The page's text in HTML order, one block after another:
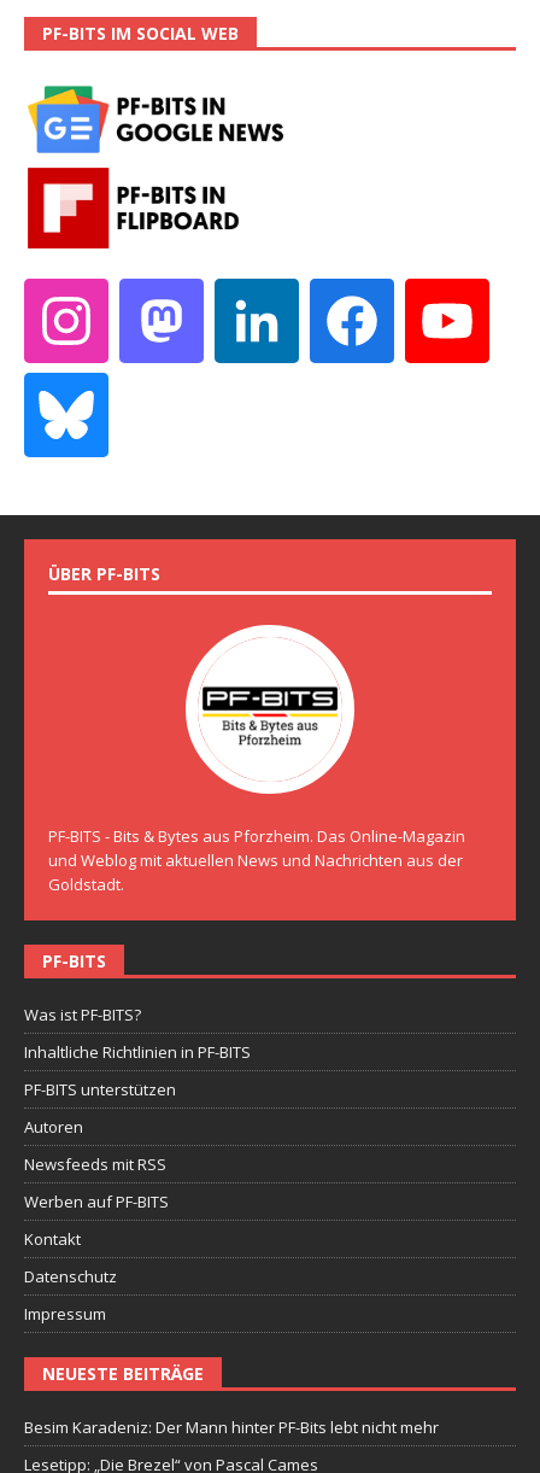
PF-BITS IM SOCIAL WEB
ÜBER PF-BITS
PF-BITS - Bits & Bytes aus Pforzheim. Das Online-Magazin
und Weblog mit aktuellen News und Nachrichten aus der
Goldstadt.
PF-BITS
Was ist PF-BITS?
Inhaltliche Richtlinien in PF-BITS
PF-BITS unterstützen
Autoren
Newsfeeds mit RSS
Werben auf PF-BITS
Kontakt
Datenschutz
Impressum
NEUESTE BEITRÄGE
Besim Karadeniz: Der Mann hinter PF-Bits lebt nicht mehr
Lesetipp: „Die Brezel“ von Pascal Cames